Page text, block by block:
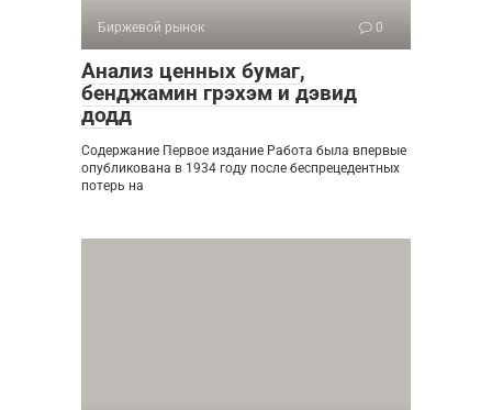
Биржевой рынок 0
Анализ ценных бумаг,
бенджамин грэхэм и дэвид
додд
Содержание Первое издание Работа была впервые
опубликована в 1934 году после беспрецедентных
потерь на